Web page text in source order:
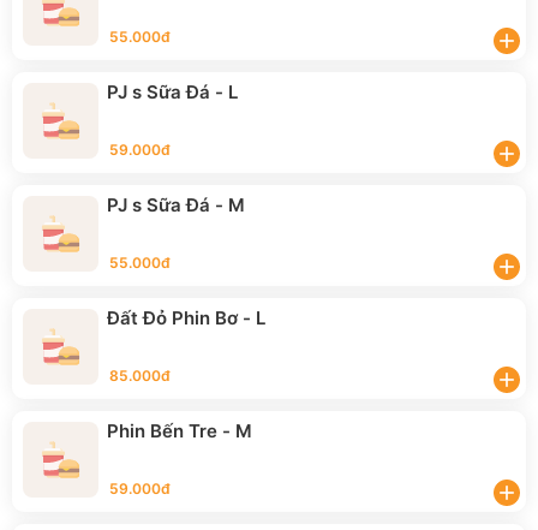
55.000đ add
PJ s Sữa Đá - L
59.000đ add
PJ s Sữa Đá - M
55.000đ add
Đất Đỏ Phin Bơ - L
85.000đ add
Phin Bến Tre - M
59.000đ add